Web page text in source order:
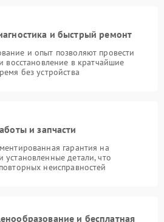
и быстрый ремонт
и опыт позволяют провести
восстановление в кратчайшие
без устройства
и запчасти
гарантия на
детали, что
неисправностей
и бесплатная